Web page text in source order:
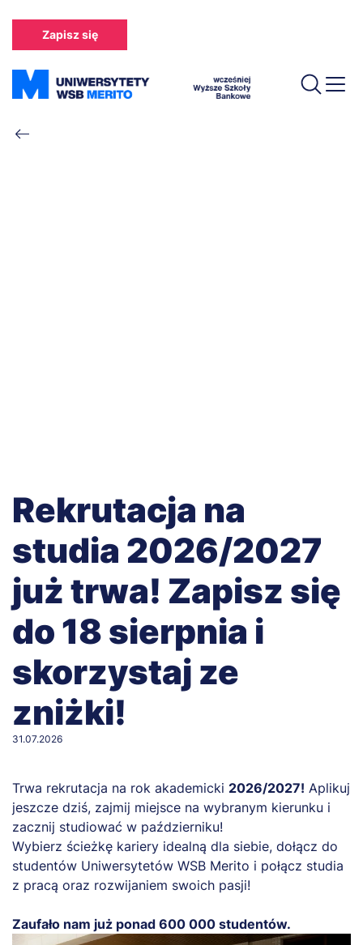
treści
Zapisz się
Ścieżka
Rekrutacja na
studia 2026/2027
już trwa! Zapisz się
do 18 sierpnia i
skorzystaj ze
zniżki!
31.07.2026
Trwa rekrutacja na rok akademicki 2026/2027! Aplikuj
jeszcze dziś, zajmij miejsce na wybranym kierunku i
zacznij studiować w październiku!
Wybierz ścieżkę kariery idealną dla siebie, dołącz do
studentów Uniwersytetów WSB Merito i połącz studia
z pracą oraz rozwijaniem swoich pasji!
Zaufało nam już ponad 600 000 studentów.